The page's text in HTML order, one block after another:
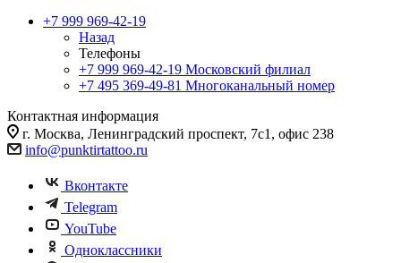
+7 999 969-42-19
Назад
Телефоны
+7 999 969-42-19 Московский филиал
+7 495 369-49-81 Многоканальный номер
Контактная информация
г. Москва, Ленинградский проспект, 7с1, офис 238
info@punktirtattoo.ru
Вконтакте
Telegram
YouTube
Одноклассники